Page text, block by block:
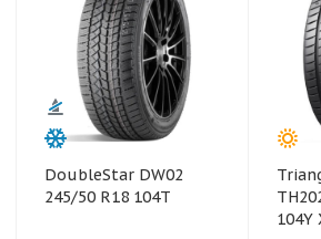
DoubleStar DW02
245/50 R18 104T
104Y